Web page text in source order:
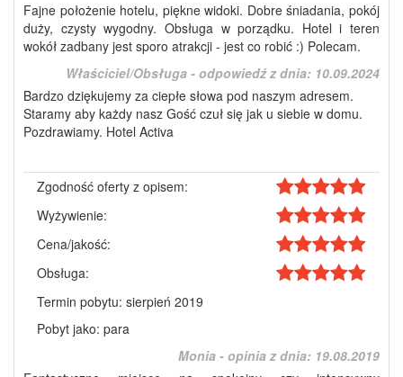
Fajne położenie hotelu, piękne widoki. Dobre śniadania, pokój
duży, czysty wygodny. Obsługa w porządku. Hotel i teren
wokół zadbany jest sporo atrakcji - jest co robić :) Polecam.
Właściciel/Obsługa - odpowiedź z dnia: 10.09.2024
Bardzo dziękujemy za ciepłe słowa pod naszym adresem.
Staramy aby każdy nasz Gość czuł się jak u siebie w domu.
Pozdrawiamy. Hotel Activa
Zgodność oferty z opisem:
Wyżywienie:
Cena/jakość:
Obsługa:
Termin pobytu: sierpień 2019
Pobyt jako: para
Monia - opinia z dnia: 19.08.2019